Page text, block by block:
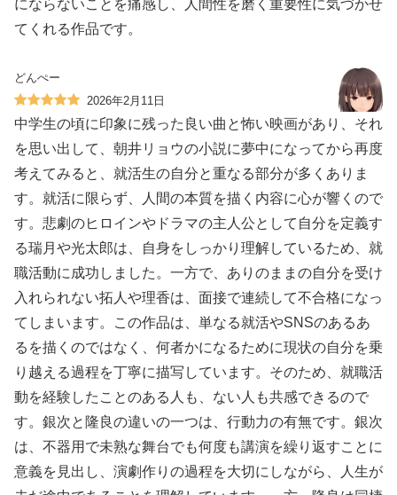
にならないことを痛感し、人間性を磨く重要性に気づかせ
てくれる作品です。
どんぺー
2026年2月11日
中学生の頃に印象に残った良い曲と怖い映画があり、それ
を思い出して、朝井リョウの小説に夢中になってから再度
考えてみると、就活生の自分と重なる部分が多くありま
す。就活に限らず、人間の本質を描く内容に心が響くので
す。悲劇のヒロインやドラマの主人公として自分を定義す
る瑞月や光太郎は、自身をしっかり理解しているため、就
職活動に成功しました。一方で、ありのままの自分を受け
入れられない拓人や理香は、面接で連続して不合格になっ
てしまいます。この作品は、単なる就活やSNSのあるあ
るを描くのではなく、何者かになるために現状の自分を乗
り越える過程を丁寧に描写しています。そのため、就職活
動を経験したことのある人も、ない人も共感できるので
す。銀次と隆良の違いの一つは、行動力の有無です。銀次
は、不器用で未熟な舞台でも何度も講演を繰り返すことに
意義を見出し、演劇作りの過程を大切にしながら、人生が